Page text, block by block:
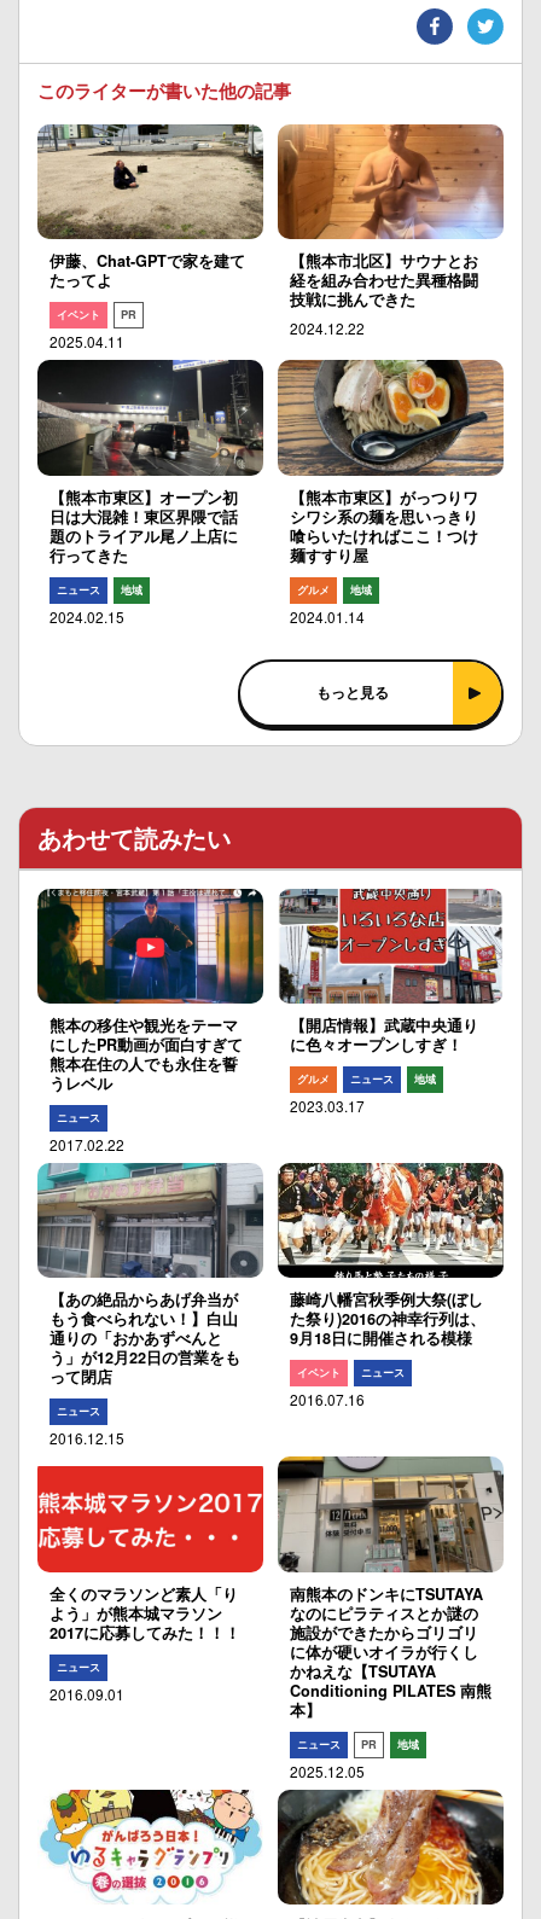
このライターが書いた他の記事
伊藤、Chat-GPTで家を建て
たってよ
イベント PR
2025.04.11
【熊本市北区】サウナとお
経を組み合わせた異種格闘
技戦に挑んできた
2024.12.22
【熊本市東区】オープン初
日は大混雑！東区界隈で話
題のトライアル尾ノ上店に
行ってきた
ニュース 地域
2024.02.15
【熊本市東区】がっつりワ
シワシ系の麺を思いっきり
喰らいたければここ！つけ
麺すすり屋
グルメ 地域
2024.01.14
もっと見る
あわせて読みたい
熊本の移住や観光をテーマ
にしたPR動画が面白すぎて
熊本在住の人でも永住を誓
うレベル
ニュース
2017.02.22
【開店情報】武蔵中央通り
に色々オープンしすぎ！
グルメ ニュース 地域
2023.03.17
【あの絶品からあげ弁当が
もう食べられない！】白山
通りの「おかあずべんと
う」が12月22日の営業をも
って閉店
ニュース
2016.12.15
藤崎八幡宮秋季例大祭(ぼし
た祭り)2016の神幸行列は、
9月18日に開催される模様
イベント ニュース
2016.07.16
全くのマラソンど素人「り
よう」が熊本城マラソン
2017に応募してみた！！！
ニュース
2016.09.01
南熊本のドンキにTSUTAYA
なのにピラティスとか謎の
施設ができたからゴリゴリ
に体が硬いオイラが行くし
かねえな【TSUTAYA
Conditioning PILATES 南熊
本】
ニュース PR 地域
2025.12.05